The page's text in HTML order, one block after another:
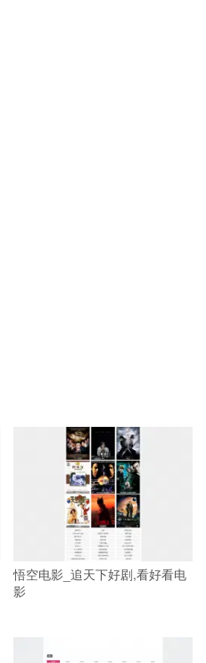
悟空电影_追天下好剧,看好看电
影